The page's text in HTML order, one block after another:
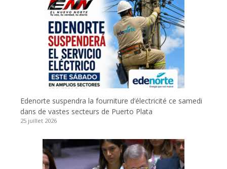
Edenorte suspendra la fourniture d’électricité ce samedi
dans de vastes secteurs de Puerto Plata
25 juillet 2026